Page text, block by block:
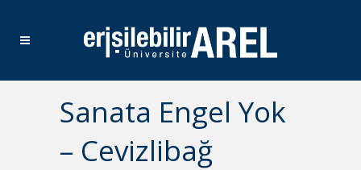
Sanata Engel Yok
– Cevizlibağ